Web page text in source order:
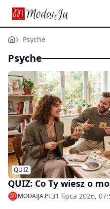
Psyche
Psyche
QUIZ
QUIZ: Co Ty wiesz o
MODAIJA.PL31 lipca 2026,